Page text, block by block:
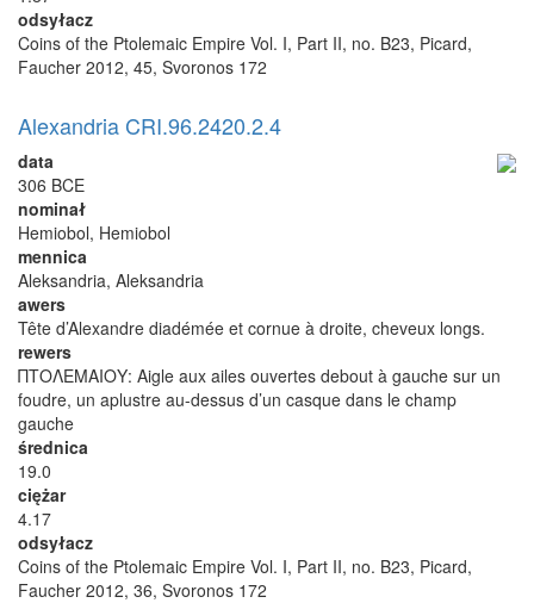
odsyłacz
Coins of the Ptolemaic Empire Vol. I, Part II, no. B23, Picard,
Faucher 2012, 45, Svoronos 172
Alexandria CRI.96.2420.2.4
data
306 BCE
nominał
Hemiobol, Hemiobol
mennica
Aleksandria, Aleksandria
awers
Tête d’Alexandre diadémée et cornue à droite, cheveux longs.
rewers
ΠΤΟΛΕΜΑΙΟΥ: Aigle aux ailes ouvertes debout à gauche sur un
foudre, un aplustre au-dessus d’un casque dans le champ
gauche
średnica
19.0
ciężar
4.17
odsyłacz
Coins of the Ptolemaic Empire Vol. I, Part II, no. B23, Picard,
Faucher 2012, 36, Svoronos 172